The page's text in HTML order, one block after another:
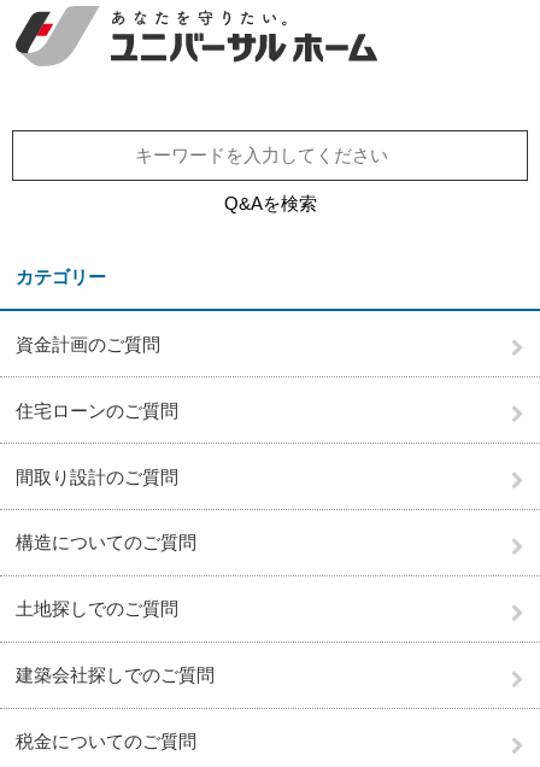
Q&Aを検索
カテゴリー
資金計画のご質問
住宅ローンのご質問
間取り設計のご質問
構造についてのご質問
土地探しでのご質問
建築会社探しでのご質問
税金についてのご質問